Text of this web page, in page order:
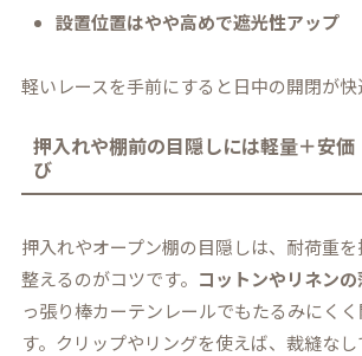
設置位置はやや高めで遮光性アップ
軽いレースを手前にすると日中の開閉が快
押入れや棚前の目隠しには軽量＋安
び
押入れやオープン棚の目隠しは、耐荷重
整えるのがコツです。 コットンやリネン
っ張り棒カーテンレールでもたるみにく
す。クリップやリングを使えば、裁縫な